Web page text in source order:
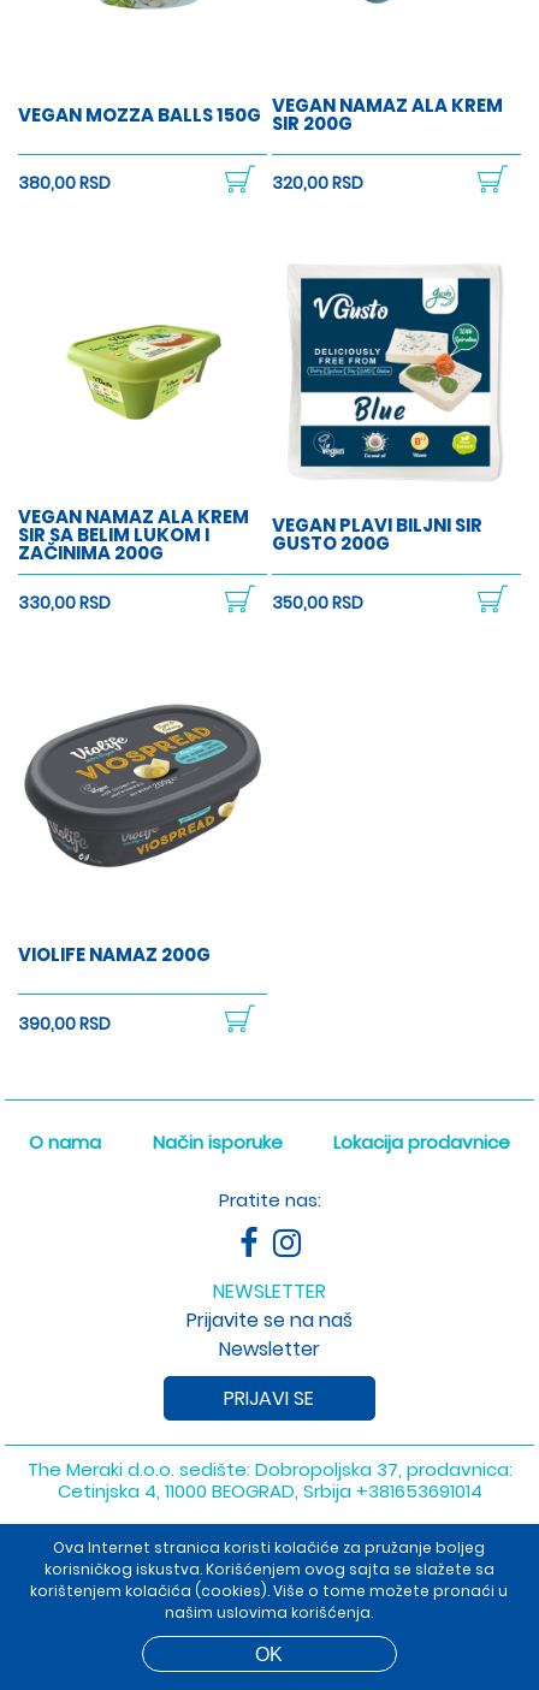
Ova Internet stranica koristi kolačiće za pružanje boljeg
korisničkog iskustva. Korišćenjem ovog sajta se slažete sa
korištenjem kolačića (cookies). Više o tome možete pronaći u
našim uslovima korišćenja.
VEGAN MOZZA BALLS 150G
380,00 RSD
VEGAN NAMAZ ALA KREM
SIR 200G
320,00 RSD
VEGAN NAMAZ ALA KREM
SIR SA BELIM LUKOM I
ZAČINIMA 200G
330,00 RSD
VEGAN PLAVI BILJNI SIR
GUSTO 200G
350,00 RSD
VIOLIFE NAMAZ 200G
390,00 RSD
O nama Način isporuke Lokacija prodavnice
Pratite nas:
NEWSLETTER
Prijavite se na naš
Newsletter
PRIJAVI SE
The Meraki d.o.o. sedište: Dobropoljska 37, prodavnica:
Cetinjska 4, 11000 BEOGRAD, Srbija +381653691014
byshopen.com